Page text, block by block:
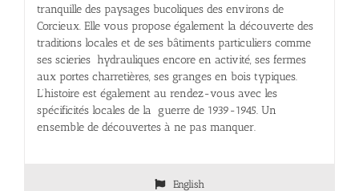
tranquille des paysages bucoliques des environs de
Corcieux. Elle vous propose également la découverte des
traditions locales et de ses bâtiments particuliers comme
ses scieries hydrauliques encore en activité, ses fermes
aux portes charretières, ses granges en bois typiques.
L’histoire est également au rendez-vous avec les
spécificités locales de la guerre de 1939-1945. Un
ensemble de découvertes à ne pas manquer.
English